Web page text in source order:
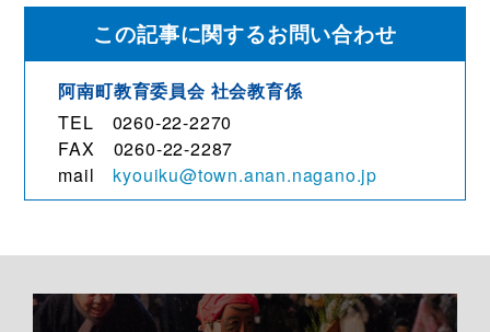
この記事に関するお問い合わせ
阿南町教育委員会 社会教育係
TEL 0260-22-2270
FAX 0260-22-2287
mail kyouiku@town.anan.nagano.jp